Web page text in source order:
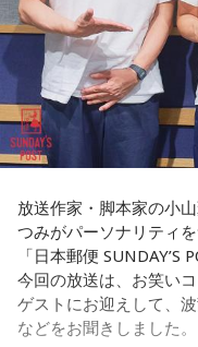
ンの権力を大きくして
周りが勝手に忖度して
長野「こういうドンが
常井「福岡って大物議
さんはどういう位置づ
古賀誠さん、山崎拓さ
物が同じ県内にたくさ
件です」
長野「はい」
小学生の頃に、「旅行
阪へ。しかし翌朝、父
おばさんと暮らすんだ
嘘みたいな話で」と振
戸惑い、転校先でも誰
スの人気者の行動を観
る」という気づきを得
んの「青い珊瑚礁」を
が静まり返ったものの
生が急に変なことをや
もろいな」「遊ぼうや
放送作家・脚本家の小
つみがパーソナリティ
「日本郵便 SUNDAY’S
今回の放送は、お笑い
ゲストにお迎えして、
などをお聞きしました。